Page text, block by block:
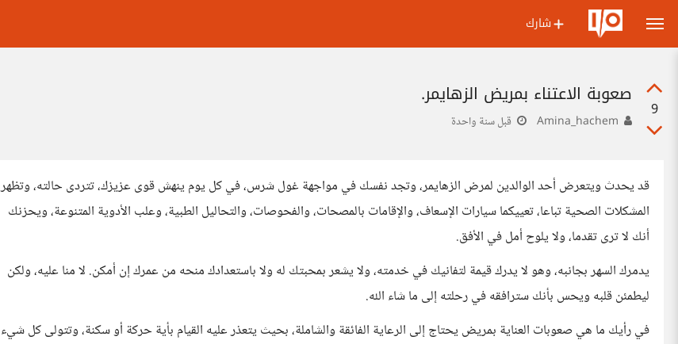
شارك
9
صعوبة الاعتناء بمريض الزهايمر.
قبل سنة واحدة
قد يحدث ويتعرض أحد الوالدين لمرض الزهايمر، وتجد نفسك في مواجهة غول شرس، في كل يوم ينهش قوى عزيزك، تتردى حالته، وتظهر
المشكلات الصحية تباعا، تعييكما سيارات الإسعاف، والإقامات بالمصحات، والفحوصات، والتحاليل الطبية، وعلب الأدوية المتنوعة، ويحزنك
أنك لا ترى تقدما، ولا يلوح أمل في الأفق.
يدمرك السهر بجانبه، وهو لا يدرك قيمة لتفانيك في خدمته، ولا يشعر بمحبتك له ولا باستعدادك منحه من عمرك إن أمكن. لا منا عليه، ولكن
ليطمئن قلبه ويحس بأنك سترافقه في رحلته إلى ما شاء الله.
في رأيك ما هي صعوبات العناية بمريض يحتاج إلى الرعاية الفائقة والشاملة، بحيث يتعذر عليه القيام بأية حركة أو سكنة، وتتولى كل شيء